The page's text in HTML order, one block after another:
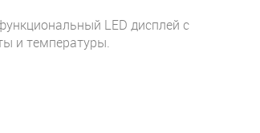
LED дисплей с
и температуры.